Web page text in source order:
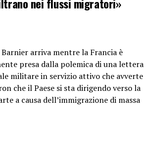
arriva mentre la Francia è
presa dalla polemica di una lettera
militare in servizio attivo che avverte
che il Paese si sta dirigendo verso la
a causa dell’immigrazione di massa